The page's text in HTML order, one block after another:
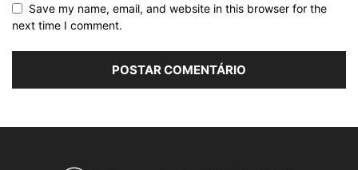
Save my name, email, and website in this browser for the
next time I comment.